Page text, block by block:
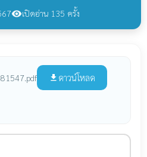
visibilityเปิดอ่าน 135 ครั้ง
file_download ดาวน์โหลด